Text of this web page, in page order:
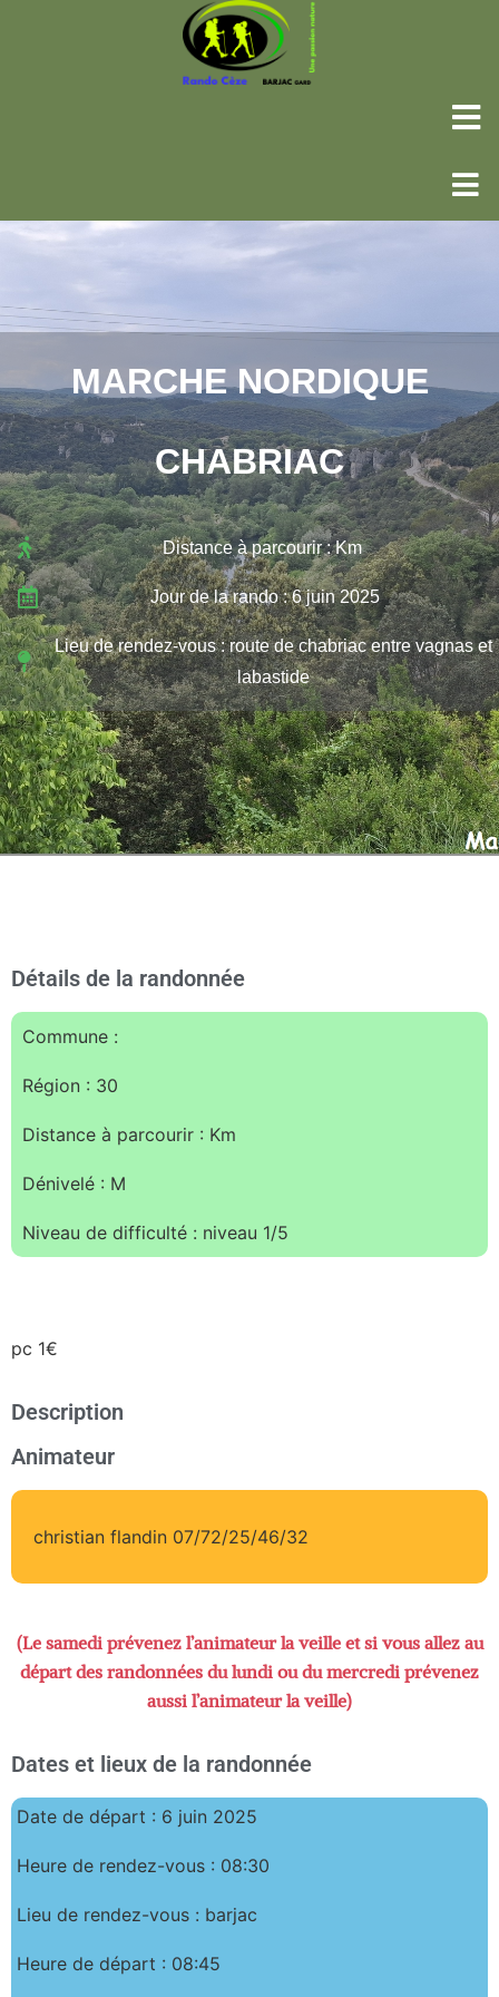
MARCHE NORDIQUE
CHABRIAC
Distance à parcourir : Km
Jour de la rando : 6 juin 2025
Lieu de rendez-vous : route de chabriac entre vagnas et
labastide
Détails de la randonnée
Commune :
Région : 30
Distance à parcourir : Km
Dénivelé : M
Niveau de difficulté : niveau 1/5
pc 1€
Description
Animateur
christian flandin 07/72/25/46/32
(Le samedi prévenez l’animateur la veille et si vous allez au
départ des randonnées du lundi ou du mercredi prévenez
aussi l’animateur la veille)
Dates et lieux de la randonnée
Date de départ : 6 juin 2025
Heure de rendez-vous : 08:30
Lieu de rendez-vous : barjac
Heure de départ : 08:45